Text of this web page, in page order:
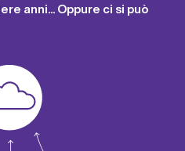
anni... Oppure ci si può